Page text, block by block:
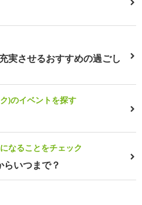
実させるおすすめの過ごし
)のイベントを探す
なることをチェック
いつまで？